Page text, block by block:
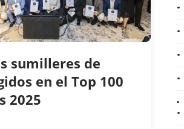
sumilleres de
en el Top 100
2025